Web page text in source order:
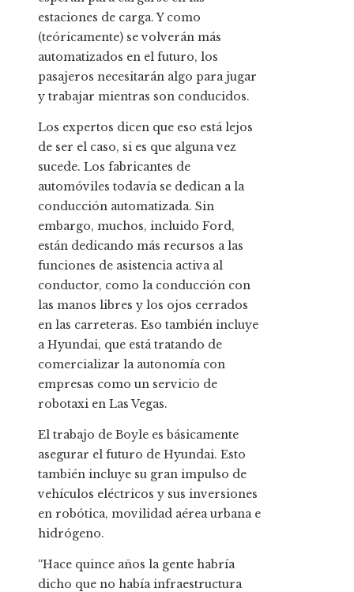
estaciones de carga. Y como
(teóricamente) se volverán más
automatizados en el futuro, los
pasajeros necesitarán algo para jugar
y trabajar mientras son conducidos.
Los expertos dicen que eso está lejos
de ser el caso, si es que alguna vez
sucede. Los fabricantes de
automóviles todavía se dedican a la
conducción automatizada. Sin
embargo, muchos, incluido Ford,
están dedicando más recursos a las
funciones de asistencia activa al
conductor, como la conducción con
las manos libres y los ojos cerrados
en las carreteras. Eso también incluye
a Hyundai, que está tratando de
comercializar la autonomía con
empresas como un servicio de
robotaxi en Las Vegas.
El trabajo de Boyle es básicamente
asegurar el futuro de Hyundai. Esto
también incluye su gran impulso de
vehículos eléctricos y sus inversiones
en robótica, movilidad aérea urbana e
hidrógeno.
“Hace quince años la gente habría
dicho que no había infraestructura